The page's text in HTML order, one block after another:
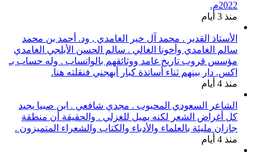
2022م.
منذ 3 أيام
الأستاذ القدير . محمد آل خير الغامدي , ود. أحمد بن محمد
سالم الغامدي وأخونا الغالي . سالم الحسن الأبلجي الغامدي
مؤسس قروب تاريخ غامد ووثائقهم بالواتساب . وله حساب بـ
اكس. دار بينهم ثناء أساتذة كبار أبهجني فنقلته هنا.
منذ 4 أيام
الشاعر السعودي المحبوب . مجدي شافعي . ابن صبيا يجيد
كل أغراض الشعر لكنه يميل للغزلي . والحقيقة أن منطقة
جازان مليئة بالعلماء والأدباء والكتاب والشعراء المتميزون .
منذ 4 أيام